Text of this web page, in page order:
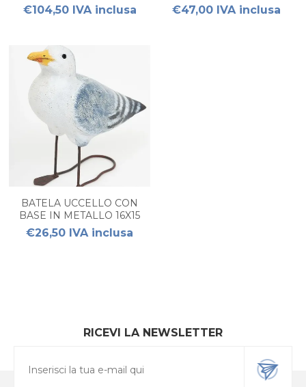
€104,50 IVA inclusa €47,00 IVA inclusa
BATELA UCCELLO CON
BASE IN METALLO 16X15
€26,50 IVA inclusa
RICEVI LA NEWSLETTER